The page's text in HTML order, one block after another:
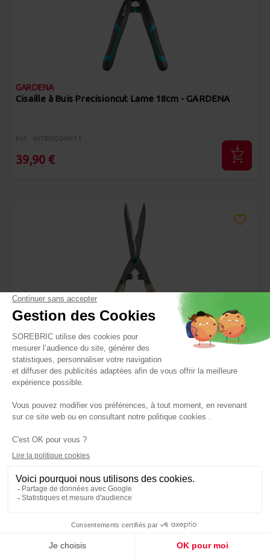
GARDENA
Cisaille à Buis Precisioncut Lame 18cm - GARDENA
Réf : 4078500049115
39,90 €
GARDENA
Cisaille à Haies Naturecut Lame 23cm - GARDENA
Réf : 4078500049078